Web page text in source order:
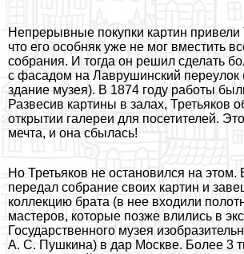
Непрерывные покупки картин привели
что его особняк уже не мог вместить
собрания. И тогда он решил сделать
с фасадом на Лаврушинский переулок
здание музея). В 1874 году работы
Развесив картины в залах, Третьяков
открытии галереи для посетителей.
мечта, и она сбылась!
Но Третьяков не остановился на этом.
передал собрание своих картин и
коллекцию брата (в нее входили
мастеров, которые позже влились в
Государственного музея
А. С. Пушкина) в дар Москве. Более 3